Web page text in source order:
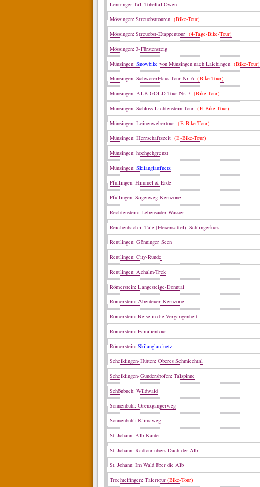
Lenninger Tal: Tobeltal Owen
Mössingen: Streuobsttouren (Bike-Tour)
Mössingen: Streuobst-Etappentour (4-Tage-Bike-Tour)
Mössingen: 3-Fürstensteig
Münsingen: Snowbike von Münsingen nach Laichingen (Bike-Tour)
Münsingen: SchwörerHaus-Tour Nr. 6 (Bike-Tour)
Münsingen: ALB-GOLD Tour Nr. 7 (Bike-Tour)
Münsingen: Schloss-Lichtenstein-Tour (E-Bike-Tour)
Münsingen: Leinenwebertour (E-Bike-Tour)
Münsingen: Herrschaftszeit (E-Bike-Tour)
Münsingen: hochgehgrenzt
Münsingen: Skilanglaufnetz
Pfullingen: Himmel & Erde
Pfullingen: Sagenweg Kernzone
Rechtenstein: Lebensader Wasser
Reichenbach i. Täle (Hexensattel): Schlingerkurs
Reutlingen: Gönninger Seen
Reutlingen: City-Runde
Reutlingen: Achalm-Trek
Römerstein: Langesteige-Donntal
Römerstein: Abenteuer Kernzone
Römerstein: Reise in die Vergangenheit
Römerstein: Familientour
Römerstein: Skilanglaufnetz
Schelklingen-Hütten: Oberes Schmiechtal
Schelklingen-Gundershofen: Talspinne
Schönbuch: Wildwald
Sonnenbühl: Grenzgängerweg
Sonnenbühl: Klimaweg
St. Johann: Alb-Kante
St. Johann: Radtour übers Dach der Alb
St. Johann: Im Wald über die Alb
Trochtelfingen: Tälertour (Bike-Tour)